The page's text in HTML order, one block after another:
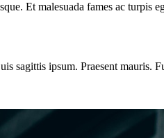
Et malesuada fames ac turpis
sagittis ipsum. Praesent mauris.